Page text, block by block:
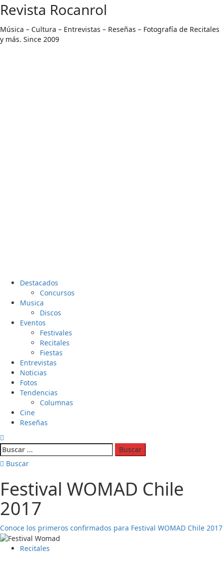
Saltar
al
contenido
Revista Rocanrol
Música – Cultura – Entrevistas – Reseñas – Fotografía de Recitales
y más. Since 2009
Menú
Destacados
Concursos
Musica
Discos
Eventos
Festivales
Recitales
Fiestas
Entrevistas
Noticias
Fotos
Tendencias
Columnas
Cine
Reseñas
Buscar:
Buscar
Festival WOMAD Chile
2017
Conoce los primeros confirmados para Festival WOMAD Chile 2017
Recitales